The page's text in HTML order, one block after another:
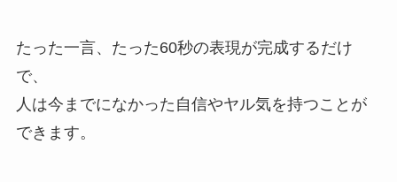
たった一言、たった60秒の表現が完成するだけ
で、
人は今までになかった自信やヤル気を持つことが
できます。